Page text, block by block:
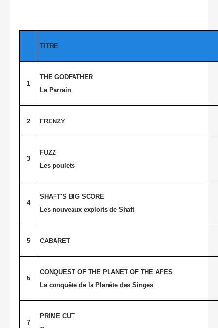
TITRE
1
THE GODFATHER
Le Parrain
2 FRENZY
3
FUZZ
Les poulets
4
SHAFT'S BIG SCORE
Les nouveaux exploits de Shaft
5 CABARET
6
CONQUEST OF THE PLANET OF THE APES
La conquête de la Planête des Singes
7
PRIME CUT